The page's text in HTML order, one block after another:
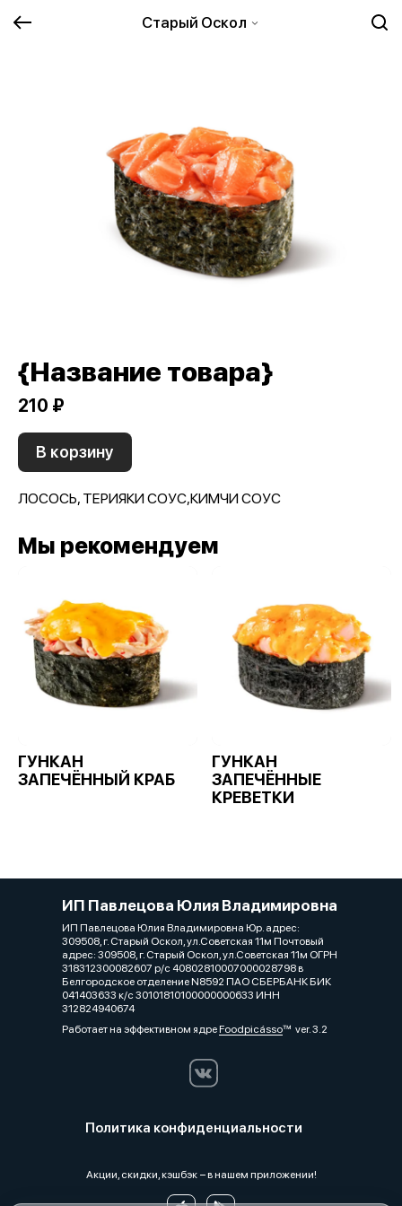
Старый Оскол
{Название товара}
210 ₽
В корзину
ЛОСОСЬ, ТЕРИЯКИ СОУС,КИМЧИ СОУС
Мы рекомендуем
ГУНКАН
ЗАПЕЧЁННЫЙ КРАБ
ГУНКАН
ЗАПЕЧЁННЫЕ
КРЕВЕТКИ
ИП Павлецова Юлия Владимировна
ИП Павлецова Юлия Владимировна Юр. адрес:
309508, г. Старый Оскол, ул.Советская 11м Почтовый
адрес: 309508, г. Старый Оскол, ул.Советская 11м ОГРН
318312300082607 р/с 40802810007000028798 в
Белгородское отделение N8592 ПАО СБЕРБАНК БИК
041403633 к/с 30101810100000000633 ИНН
312824940674
Работает на эффективном ядреFoodpicássover. 3.2
Политика конфиденциальности
Акции, скидки, кэшбэк − в нашем приложении!